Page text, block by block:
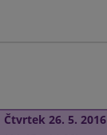
Čtvrtek 26. 5. 2016